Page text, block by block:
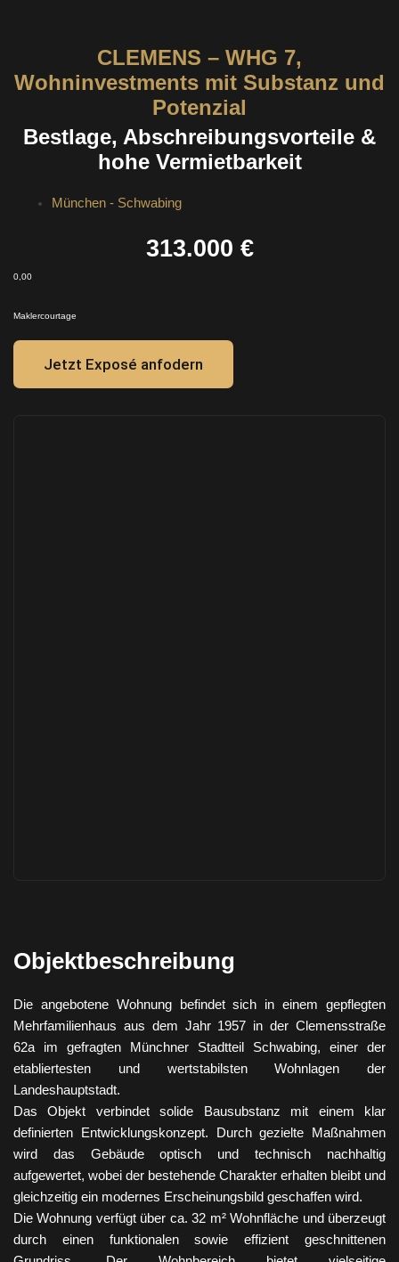
CLEMENS – WHG 7,
Wohninvestments mit Substanz und
Potenzial
Bestlage, Abschreibungsvorteile &
hohe Vermietbarkeit
München - Schwabing
313.000 €
0,00
Maklercourtage
Jetzt Exposé anfodern
Objektbeschreibung
Die angebotene Wohnung befindet sich in einem gepflegten
Mehrfamilienhaus aus dem Jahr 1957 in der Clemensstraße
62a im gefragten Münchner Stadtteil Schwabing, einer der
etabliertesten und wertstabilsten Wohnlagen der
Landeshauptstadt.
Das Objekt verbindet solide Bausubstanz mit einem klar
definierten Entwicklungskonzept. Durch gezielte Maßnahmen
wird das Gebäude optisch und technisch nachhaltig
aufgewertet, wobei der bestehende Charakter erhalten bleibt und
gleichzeitig ein modernes Erscheinungsbild geschaffen wird.
Die Wohnung verfügt über ca. 32 m² Wohnfläche und überzeugt
durch einen funktionalen sowie effizient geschnittenen